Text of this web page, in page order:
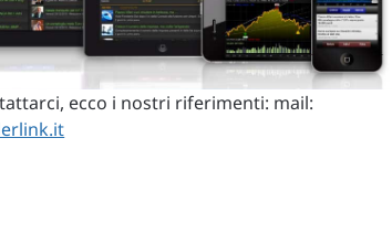
ecco i nostri riferimenti: mail: